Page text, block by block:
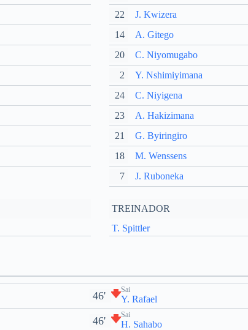
22 J. Kwizera
14 A. Gitego
20
C. Niyomugabo
2
Y. Nshimiyimana
24
C. Niyigena
23
A. Hakizimana
21
G. Byiringiro
18
M. Wenssens
7
J. Ruboneka
TREINADOR
T. Spittler
46' Sai
Y. Rafael
46' Sai
H. Sahabo